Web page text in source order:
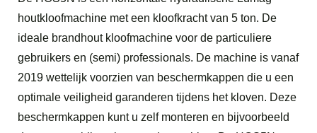
houtkloofmachine met een kloofkracht van 5 ton. De
ideale brandhout kloofmachine voor de particuliere
gebruikers en (semi) professionals. De machine is vanaf
2019 wettelijk voorzien van beschermkappen die u een
optimale veiligheid garanderen tijdens het kloven. Deze
beschermkappen kunt u zelf monteren en bijvoorbeeld